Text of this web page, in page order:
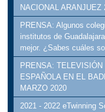
NACIONAL ARANJUEZ
PRENSA: Algunos
institutos de
mejor. ¿Sabes cuáles
PRENSA: TELEVISIÓN
ESPAÑOLA EN EL
MARZO 2020
2021 - 2022 eTwinning